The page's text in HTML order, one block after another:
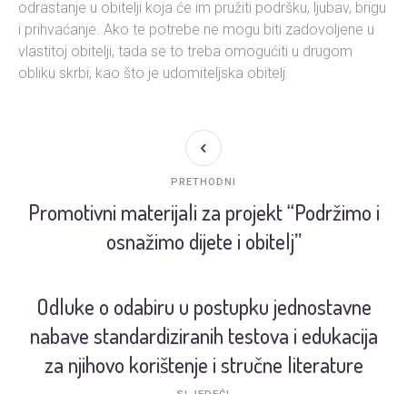
odrastanje u obitelji koja će im pružiti podršku, ljubav, brigu
i prihvaćanje. Ako te potrebe ne mogu biti zadovoljene u
vlastitoj obitelji, tada se to treba omogućiti u drugom
obliku skrbi, kao što je udomiteljska obitelj.
Promotivni materijali za projekt “Podržimo i
osnažimo dijete i obitelj”
PRETHODNI
Odluke o odabiru u postupku jednostavne
nabave standardiziranih testova i edukacija
za njihovo korištenje i stručne literature